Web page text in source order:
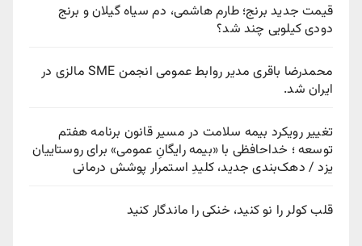
قیمت جدید برنج؛ طارم هاشمی، دم سیاه گیلان و برنج
دودی کیلویی چند شد؟
محمدرضا باقری مدیر روابط عمومی انجمن SME مالزی در
ایران شد.
تغییر رویکرد بیمه سلامت در مسیر قانون برنامه هفتم
توسعه ؛ خداحافظی با «بیمه رایگانِ عمومی» برای روستاییان
یزد / دهک‌بندی جدید، کلیدِ استمرار پوشش درمانی
قلب کولر را نو کنید، خنکی را ماندگار کنید